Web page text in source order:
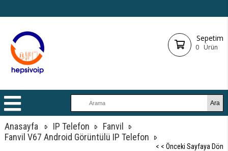
Sepetim
0 Ürün
Anasayfa IP Telefon
Fanvil
Fanvil V67 Android Görüntülü IP Telefon
< < Önceki Sayfaya Dön